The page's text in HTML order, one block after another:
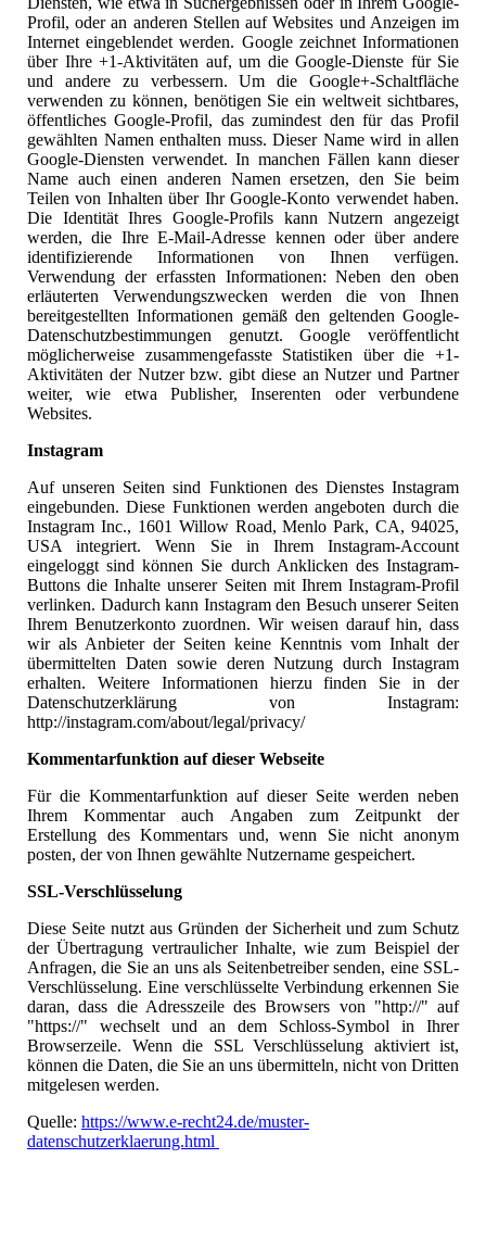
Profil, oder an anderen Stellen auf Websites und Anzeigen im
Internet eingeblendet werden. Google zeichnet Informationen
über Ihre +1-Aktivitäten auf, um die Google-Dienste für Sie
und andere zu verbessern. Um die Google+-Schaltfläche
verwenden zu können, benötigen Sie ein weltweit sichtbares,
öffentliches Google-Profil, das zumindest den für das Profil
gewählten Namen enthalten muss. Dieser Name wird in allen
Google-Diensten verwendet. In manchen Fällen kann dieser
Name auch einen anderen Namen ersetzen, den Sie beim
Teilen von Inhalten über Ihr Google-Konto verwendet haben.
Die Identität Ihres Google-Profils kann Nutzern angezeigt
werden, die Ihre E-Mail-Adresse kennen oder über andere
identifizierende Informationen von Ihnen verfügen.
Verwendung der erfassten Informationen: Neben den oben
erläuterten Verwendungszwecken werden die von Ihnen
bereitgestellten Informationen gemäß den geltenden Google-
Datenschutzbestimmungen genutzt. Google veröffentlicht
möglicherweise zusammengefasste Statistiken über die +1-
Aktivitäten der Nutzer bzw. gibt diese an Nutzer und Partner
weiter, wie etwa Publisher, Inserenten oder verbundene
Websites.
Instagram
Auf unseren Seiten sind Funktionen des Dienstes Instagram
eingebunden. Diese Funktionen werden angeboten durch die
Instagram Inc., 1601 Willow Road, Menlo Park, CA, 94025,
USA integriert. Wenn Sie in Ihrem Instagram-Account
eingeloggt sind können Sie durch Anklicken des Instagram-
Buttons die Inhalte unserer Seiten mit Ihrem Instagram-Profil
verlinken. Dadurch kann Instagram den Besuch unserer Seiten
Ihrem Benutzerkonto zuordnen. Wir weisen darauf hin, dass
wir als Anbieter der Seiten keine Kenntnis vom Inhalt der
übermittelten Daten sowie deren Nutzung durch Instagram
erhalten. Weitere Informationen hierzu finden Sie in der
Datenschutzerklärung von Instagram:
http://instagram.com/about/legal/privacy/
Kommentarfunktion auf dieser Webseite
Für die Kommentarfunktion auf dieser Seite werden neben
Ihrem Kommentar auch Angaben zum Zeitpunkt der
Erstellung des Kommentars und, wenn Sie nicht anonym
posten, der von Ihnen gewählte Nutzername gespeichert.
SSL-Verschlüsselung
Diese Seite nutzt aus Gründen der Sicherheit und zum Schutz
der Übertragung vertraulicher Inhalte, wie zum Beispiel der
Anfragen, die Sie an uns als Seitenbetreiber senden, eine SSL-
Verschlüsselung. Eine verschlüsselte Verbindung erkennen Sie
daran, dass die Adresszeile des Browsers von "http://" auf
"https://" wechselt und an dem Schloss-Symbol in Ihrer
Browserzeile. Wenn die SSL Verschlüsselung aktiviert ist,
können die Daten, die Sie an uns übermitteln, nicht von Dritten
mitgelesen werden.
Quelle: https://www.e-recht24.de/muster-
datenschutzerklaerung.html